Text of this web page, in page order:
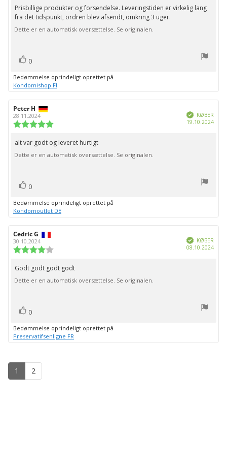
ud
af
5
stjerner
Tekst
til
bedømmelsen:
Prisbillige produkter og forsendelse. Leveringstiden er virkelig lang
fra det tidspunkt, ordren blev afsendt, omkring 3 uger.
Dette er en automatisk oversættelse. Se originalen.
Stem
op
0
Bedømmelse oprindeligt oprettet på
Kondomishop FI
Forfatter
af
bedømmelsen:
Peter H
28.11.2024
ud
af
5
Verificeret
KØBER
19.10.2024
Tekst
til
alt var godt og leveret hurtigt
Dette er en automatisk oversættelse. Se originalen.
Stem
op
0
Bedømmelse oprindeligt oprettet på
Kondomoutlet DE
Forfatter
af
bedømmelsen:
Cedric G
30.10.2024
ud
af
5
Verificeret
KØBER
08.10.2024
Tekst
til
Godt godt godt godt
Dette er en automatisk oversættelse. Se originalen.
Stem
op
0
Bedømmelse oprindeligt oprettet på
Preservatifsenligne FR
1 2